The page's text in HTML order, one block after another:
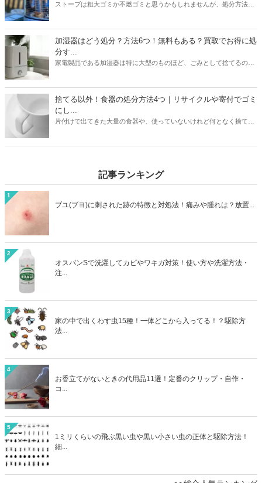
ストーブは粗大ゴミか不燃ゴミと思うかもしれませんが、処分方法は
ます。また灯油の残りの処分方法も解説。ストーブと同時に処分して
おくと忘れずにすみますよ。本記事を読んであなたの家のストーブの
メーカーや状態に合わせた最もお得な処分方法を見つけましょう。
加湿器はどう処分？方法6つ！無料もある？買取でお得に処
分す...
家電製品である加湿器は特に大型のものほど、ごみとして捨てるのは
のか？ヤマダ電機などの家電量販店で引き取りはあるのか？なども解
説しています。お持ちの加湿器のメーカーや状態に合わせて、最もお
得に加湿器を処分する方法を見つけましょう。
捨てる以外！食器の処分方法4つ｜リサイクルや寄付でゴミ
にし...
片付けで出てきた大量の食器や、使っていないけれど何となく捨てに
にならず処分することができますよ。
記事ランキング
1
ブユ(ブヨ)に刺された跡の特徴と対処法！痛みや腫れは？放置...
2
オスバンSで洗濯してカビやワキガ対策！使い方や洗濯方法・
注...
3
家の中で出くわす虫15種！一体どこから入ってる！？駆除方
法...
4
お香立てがないときの代用品11選！定番のクリップ・自作・
コ...
5
1ミリくらいの飛ぶ黒い虫や黒い小さい虫の正体と駆除方法！
細...